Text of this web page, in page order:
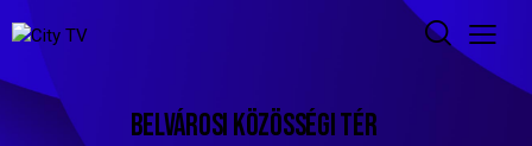
BELVÁROSI KÖZÖSSÉGI TÉR